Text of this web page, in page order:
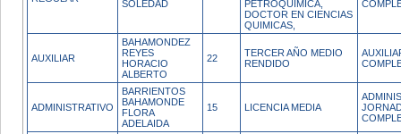
SOLEDAD
PETROQUIMICA,
DOCTOR EN CIENCIAS
QUIMICAS,
AUXILIAR
BAHAMONDEZ
REYES
HORACIO
ALBERTO
22
TERCER AÑO MEDIO
RENDIDO
ADMINISTRATIVO
BARRIENTOS
BAHAMONDE
FLORA
ADELAIDA
15 LICENCIA MEDIA